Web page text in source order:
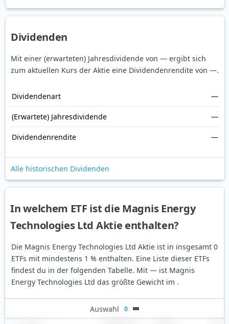
Dividenden
Mit einer (erwarteten) Jahresdividende von — ergibt sich
zum aktuellen Kurs der Aktie eine Dividendenrendite von —.
Dividendenart —
(Erwartete) Jahresdividende —
Dividendenrendite —
Alle historischen Dividenden
In welchem ETF ist die Magnis Energy
Technologies Ltd Aktie enthalten?
Die Magnis Energy Technologies Ltd Aktie ist in insgesamt 0
ETFs mit mindestens 1 % enthalten. Eine Liste dieser ETFs
findest du in der folgenden Tabelle. Mit — ist Magnis
Energy Technologies Ltd das größte Gewicht im .
Auswahl 0